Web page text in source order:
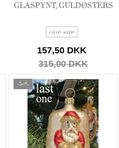
GLASPYNT, GULDØSTERS
one size
157,50 DKK
315,00 DKK
-50%